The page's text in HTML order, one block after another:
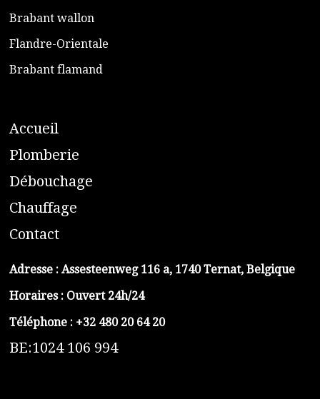
​Brabant wallon
​Flandre-Orientale
​Brabant flamand
Accueil
​Plomberie
Débouchage
Chauffage
Contact
Adresse : Assesteenweg 116 a, 1740 Ternat, Belgique
Horaires : Ouvert 24h/24
Téléphone : +32 480 20 64 20
BE:1024 106 994